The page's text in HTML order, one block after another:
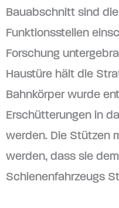
Bauabschnitt sind
Funktionsstellen
Forschung
Haustüre hält die
Bahnkörper wurde
Erschütterungen in
werden. Die Stützen
werden, dass sie
Schienenfahrzeugs